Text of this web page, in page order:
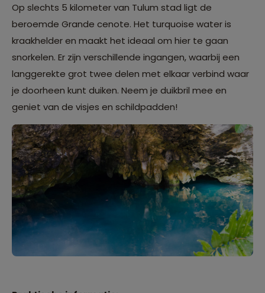
Op slechts 5 kilometer van Tulum stad ligt de
beroemde Grande cenote. Het turquoise water is
kraakhelder en maakt het ideaal om hier te gaan
snorkelen. Er zijn verschillende ingangen, waarbij een
langgerekte grot twee delen met elkaar verbind waar
je doorheen kunt duiken. Neem je duikbril mee en
geniet van de visjes en schildpadden!